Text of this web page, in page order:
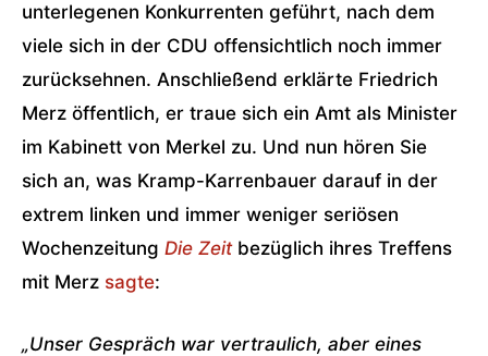
unterlegenen Konkurrenten geführt, nach dem
viele sich in der CDU offensichtlich noch immer
zurücksehnen. Anschließend erklärte Friedrich
Merz öffentlich, er traue sich ein Amt als Minister
im Kabinett von Merkel zu. Und nun hören Sie
sich an, was Kramp-Karrenbauer darauf in der
extrem linken und immer weniger seriösen
Wochenzeitung Die Zeitbezüglich ihres Treffens
mit Merz sagte:
„Unser Gespräch war vertraulich, aber eines